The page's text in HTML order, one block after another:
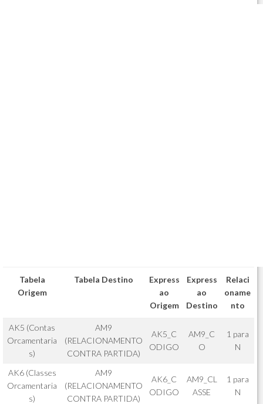
Tabela
Origem
Tabela Destino
Express
ao
Origem
Express
ao
Destino
Relaci
oname
nto
AK5 (Contas
Orcamentaria
s)
AM9
(RELACIONAMENTO
CONTRA PARTIDA)
AK5_C
ODIGO
AM9_C
O
1 para
N
AK6 (Classes
Orcamentaria
s)
AM9
(RELACIONAMENTO
CONTRA PARTIDA)
AK6_C
ODIGO
AM9_CL
ASSE
1 para
N